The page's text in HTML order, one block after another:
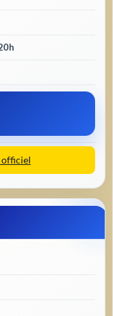
officiel